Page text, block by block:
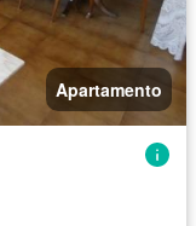
Apartamento